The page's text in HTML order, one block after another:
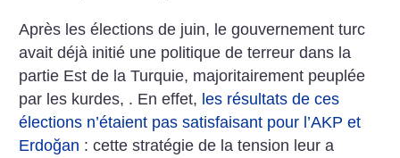
Après les élections de juin, le gouvernement turc
avait déjà initié une politique de terreur dans la
partie Est de la Turquie, majoritairement peuplée
par les kurdes, . En effet, les résultats de ces
élections n’étaient pas satisfaisant pour l’AKP et
Erdoğan : cette stratégie de la tension leur a